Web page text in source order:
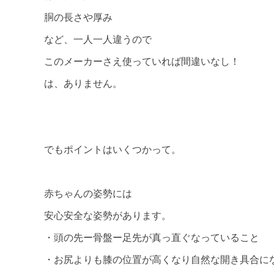
胴の長さや厚み
など、一人一人違うので
このメーカーさえ使っていれば間違いなし！
は、ありません。
でもポイントはいくつかって。
赤ちゃんの姿勢には
安心安全な姿勢があります。
・頭の先ー骨盤ー足先が真っ直ぐなっていること
・お尻よりも膝の位置が高くなり自然な開き具合に